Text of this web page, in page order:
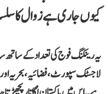
کیوں جاری ہے زوال کا
یہ رینکنگ فوج کی تعداد کے